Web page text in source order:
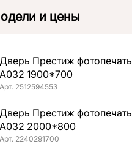
и цены
Дверь Престиж фотопечать
А032 1900*700
Арт. 2512594553
Дверь Престиж фотопечать
А032 2000*800
Арт. 2240291700